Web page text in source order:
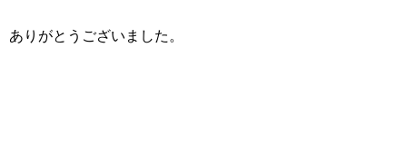
ありがとうございました。